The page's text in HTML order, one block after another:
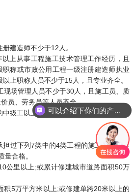
建造师不少于12人。
从事工程施工技术管理工作经历，且
称或市政公用工程一级注册建造师执业
上职称人员不少于15人，且专业齐全。
场管理人员不少于30人，且施工员、质
员、劳务员等人员齐全。
级工以上技术工人不少于75人。
过下列7类中的4类工程的施工，其中至
量合格。
里以上;或累计修建城市道路面积50万
5万平方米以上;或修建单跨20米以上的
你们是怎么收费的呢